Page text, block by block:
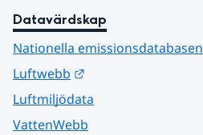
Datavärdskap
Nationella emissionsdatabasen
Luftwebb
Luftmiljödata
VattenWebb